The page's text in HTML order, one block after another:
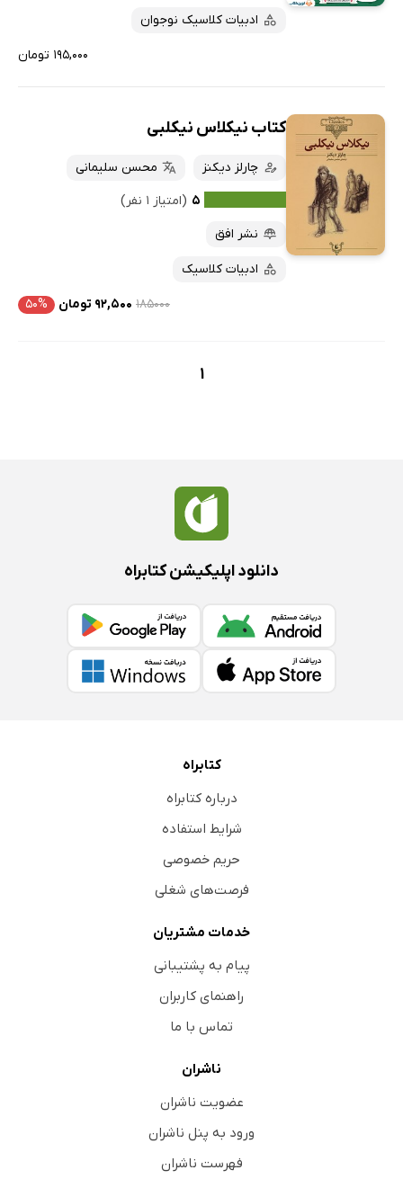
ارزان ترین‌ها
ادبیات کلاسیک نوجوان
۱۹۵,۰۰۰ تومان
کتاب نیکلاس نیکلبی
چارلز دیکنز
محسن سلیمانی
۵ (امتیاز ۱ نفر)
نشر افق
ادبیات کلاسیک
۱۸۵۰۰۰ ۹۲,۵۰۰ تومان ۵۰%
1
دانلود اپلیکیشن کتابراه
کتابراه
درباره کتابراه
شرایط استفاده
حریم خصوصی
فرصت‌های شغلی
خدمات مشتریان
پیام به پشتیبانی
راهنمای کاربران
تماس با ما
ناشران
عضویت ناشران
ورود به پنل ناشران
فهرست ناشران